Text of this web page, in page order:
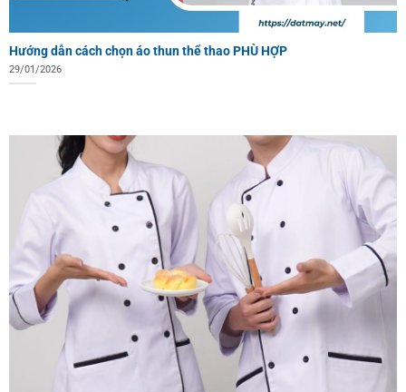
Hướng dẫn cách chọn áo thun thể thao PHÙ HỢP
29/01/2026